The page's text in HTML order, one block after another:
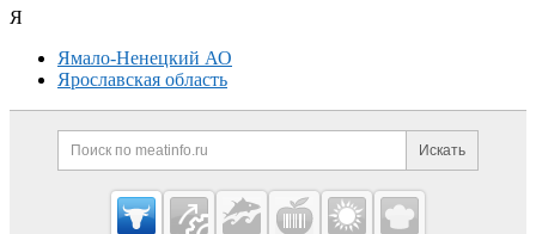
Я
Ямало-Ненецкий АО
Ярославская область
Дополнительная информация
Поиск по сайту и
Искать
Cсылки на полезные проекты